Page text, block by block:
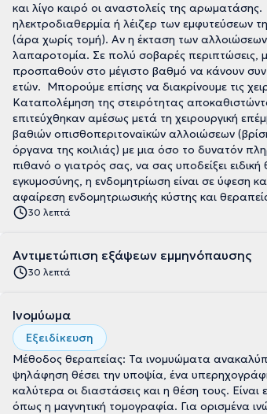
και λίγο καιρό οι αναστολείς της
ηλεκτροδιαθερμία ή λέιζερ των εμφυτεύσεων
(άρα χωρίς τομή). Αν η έκταση των αλλοιώσεων
λαπαροτομία. Σε πολύ σοβαρές περιπτώσεις,
προσπαθούν στο μέγιστο βαθμό να κάνουν
ετών. Μπορούμε επίσης να διακρίνουμε τις
Καταπολέμηση της στειρότητας
επιτεύχθηκαν αμέσως μετά τη χειρουργική
βαθιών οπισθοπεριτοναϊκών αλλοιώσεων
όργανα της κοιλιάς) με μια όσο το δυνατόν
πιθανό ο γιατρός σας, να σας υποδείξει
εγκυμοσύνης, η ενδομητρίωση είναι σε ύφεση
αφαίρεση ενδομητριωσικής κύστης και
30 λεπτά
Αντιμετώπιση εξάψεων εμμηνόπαυσης
30 λεπτά
Ινομύωμα
Εξειδίκευση
Μέθοδος θεραπείας: Τα ινομυώματα
ψηλάφηση θέσει την υποψία, ένα
καλύτερα οι διαστάσεις και η θέση τους.
όπως η μαγνητική τομογραφία. Για ορισμένα